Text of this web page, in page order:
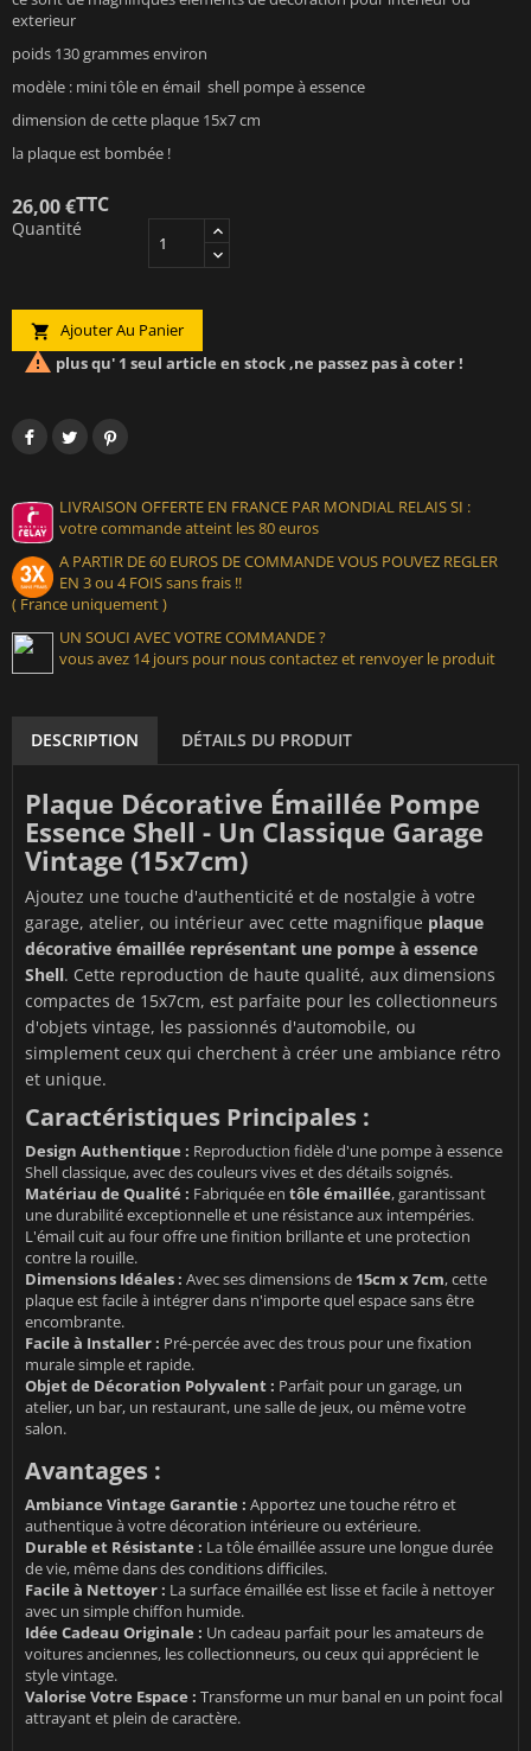
exterieur
poids 130 grammes environ
modèle : mini tôle en émail shell pompe à essence
dimension de cette plaque 15x7 cm
la plaque est bombée !
26,00 €TTC
Quantité
 Ajouter Au Panier
 plus qu' 1 seul article en stock ,ne passez pas à coter !
LIVRAISON OFFERTE EN FRANCE PAR MONDIAL RELAIS SI :
votre commande atteint les 80 euros
A PARTIR DE 60 EUROS DE COMMANDE VOUS POUVEZ REGLER
EN 3 ou 4 FOIS sans frais !!
( France uniquement )
UN SOUCI AVEC VOTRE COMMANDE ?
vous avez 14 jours pour nous contactez et renvoyer le produit
DESCRIPTION DÉTAILS DU PRODUIT
Plaque Décorative Émaillée Pompe
Essence Shell - Un Classique Garage
Vintage (15x7cm)
Ajoutez une touche d'authenticité et de nostalgie à votre
garage, atelier, ou intérieur avec cette magnifique plaque
décorative émaillée représentant une pompe à essence
Shell. Cette reproduction de haute qualité, aux dimensions
compactes de 15x7cm, est parfaite pour les collectionneurs
d'objets vintage, les passionnés d'automobile, ou
simplement ceux qui cherchent à créer une ambiance rétro
et unique.
Caractéristiques Principales :
Design Authentique : Reproduction fidèle d'une pompe à essence
Shell classique, avec des couleurs vives et des détails soignés.
Matériau de Qualité : Fabriquée en tôle émaillée, garantissant
une durabilité exceptionnelle et une résistance aux intempéries.
L'émail cuit au four offre une finition brillante et une protection
contre la rouille.
Dimensions Idéales : Avec ses dimensions de 15cm x 7cm, cette
plaque est facile à intégrer dans n'importe quel espace sans être
encombrante.
Facile à Installer : Pré-percée avec des trous pour une fixation
murale simple et rapide.
Objet de Décoration Polyvalent : Parfait pour un garage, un
atelier, un bar, un restaurant, une salle de jeux, ou même votre
salon.
Avantages :
Ambiance Vintage Garantie : Apportez une touche rétro et
authentique à votre décoration intérieure ou extérieure.
Durable et Résistante : La tôle émaillée assure une longue durée
de vie, même dans des conditions difficiles.
Facile à Nettoyer : La surface émaillée est lisse et facile à nettoyer
avec un simple chiffon humide.
Idée Cadeau Originale : Un cadeau parfait pour les amateurs de
voitures anciennes, les collectionneurs, ou ceux qui apprécient le
style vintage.
Valorise Votre Espace : Transforme un mur banal en un point focal
attrayant et plein de caractère.